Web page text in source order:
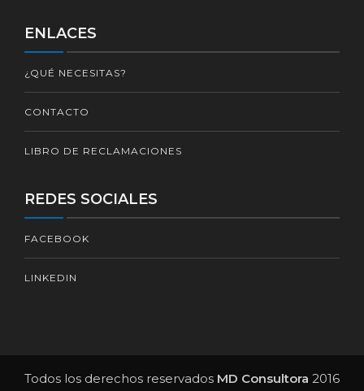
ENLACES
¿QUÉ NECESITAS?
CONTACTO
LIBRO DE RECLAMACIONES
REDES SOCIALES
FACEBOOK
LINKEDIN
Todos los derechos reservados MD Consultora 2016